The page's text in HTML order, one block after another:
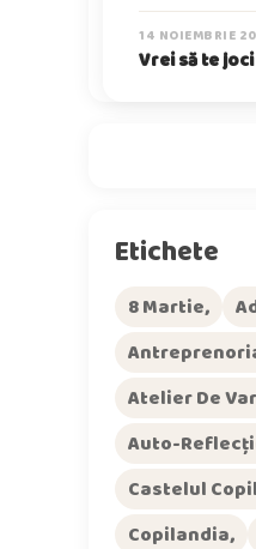
14 NOIEMBRIE
Vrei să te
Etichete
8 Martie
Atelier De
Auto-
Castelul
Copilandia